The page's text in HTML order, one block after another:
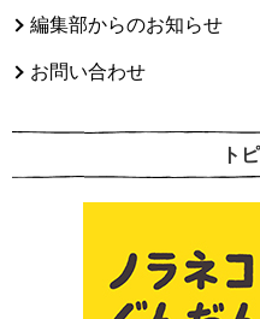
編集部からのお知らせ
お問い合わせ
ト